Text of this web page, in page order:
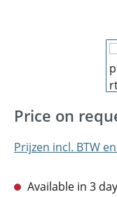
Price on
Prijzen incl. BTW
Available in 3